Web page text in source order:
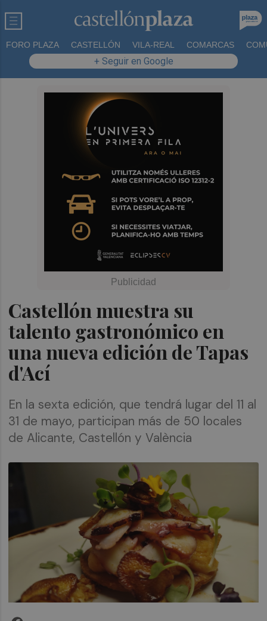
FORO PLAZA CASTELLÓN VILA-REAL COMARCAS
+ Seguir en Google
Castellón muestra su
talento gastronómico en
una nueva edición de Tapas
d'Ací
En la sexta edición, que tendrá lugar del 11 al
31 de mayo, participan más de 50 locales
de Alicante, Castellón y València